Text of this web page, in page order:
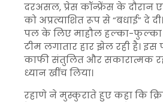
दरअसल, प्रेस कॉन्फ्रेंस के दौरान
को अप्रत्याशित रूप से “बधाई” दे
पल के लिए माहौल हल्का-फुल्का
टीम लगातार हार झेल रही है। इस
काफी संतुलित और सकारात्मक
ध्यान खींच लिया।
रहाणे ने मुस्कुराते हुए कहा कि